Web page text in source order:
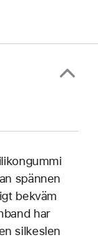
spännen
bekväm
har
silkeslen